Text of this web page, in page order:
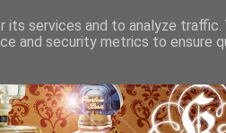
services and to analyze traffic.
and security metrics to ensure